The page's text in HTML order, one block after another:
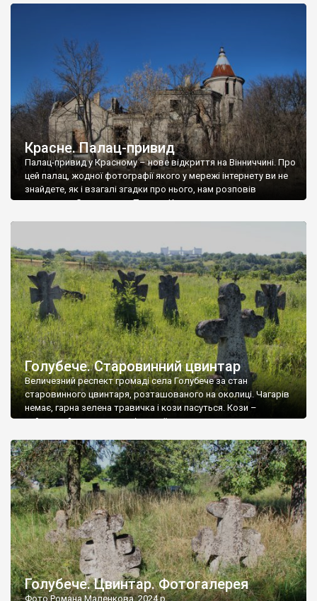
Красне. Палац-привид
Палац-привид у Красному – нове відкриття на Вінниччині. Про
цей палац, жодної фотографії якого у мережі інтернету ви не
знайдете, як і взагалі згадки про нього, нам розповів
мешканець Самгородка. Палац у Красному вразив не лише
Голубече. Старовинний цвинтар
Величезний респект громаді села Голубече за стан
старовинного цвинтаря, розташованого на околиці. Чагарів
немає, гарна зелена травичка і кози пасуться. Кози –
найкращий регулятор шкідливої, для старих кладовищ,
бруньками, кози ті бруньки обгризають, бо то улюблений
делікатес. На цвинтарі у Голубечому ціла колекція
різноманітних форм хрестів. Село відносно невелике, […]
Голубече. Цвинтар. Фотогалерея
Фото Романа Маленкова, 2024 р.